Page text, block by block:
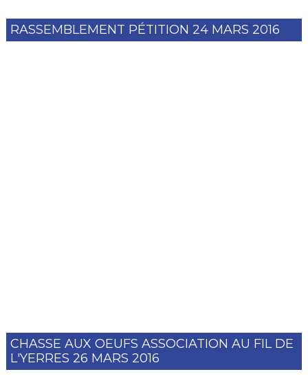
RASSEMBLEMENT PÉTITION 24 MARS 2016
CHASSE AUX OEUFS ASSOCIATION AU FIL DE
L'YERRES 26 MARS 2016